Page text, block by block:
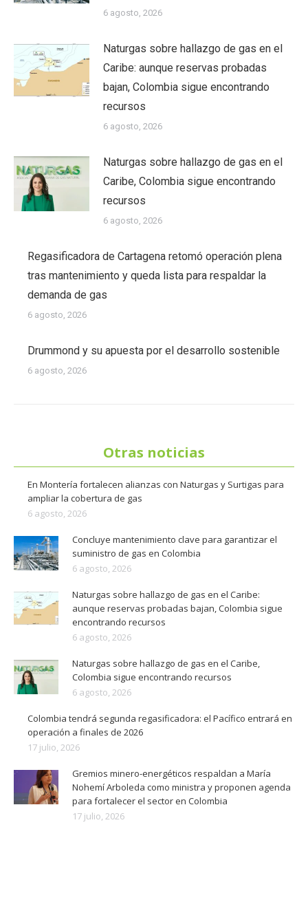
6 agosto, 2026
Naturgas sobre hallazgo de gas en el
Caribe: aunque reservas probadas
bajan, Colombia sigue encontrando
recursos
6 agosto, 2026
Naturgas sobre hallazgo de gas en el
Caribe, Colombia sigue encontrando
recursos
6 agosto, 2026
Regasificadora de Cartagena retomó operación plena
tras mantenimiento y queda lista para respaldar la
demanda de gas
6 agosto, 2026
Drummond y su apuesta por el desarrollo sostenible
6 agosto, 2026
Otras noticias
En Montería fortalecen alianzas con Naturgas y Surtigas para
ampliar la cobertura de gas
6 agosto, 2026
Concluye mantenimiento clave para garantizar el
suministro de gas en Colombia
6 agosto, 2026
Naturgas sobre hallazgo de gas en el Caribe:
aunque reservas probadas bajan, Colombia sigue
encontrando recursos
6 agosto, 2026
Naturgas sobre hallazgo de gas en el Caribe,
Colombia sigue encontrando recursos
6 agosto, 2026
Colombia tendrá segunda regasificadora: el Pacífico entrará en
operación a finales de 2026
17 julio, 2026
Gremios minero-energéticos respaldan a María
Nohemí Arboleda como ministra y proponen agenda
para fortalecer el sector en Colombia
17 julio, 2026